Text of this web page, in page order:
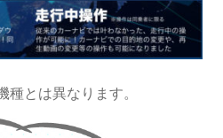
とは異なります。